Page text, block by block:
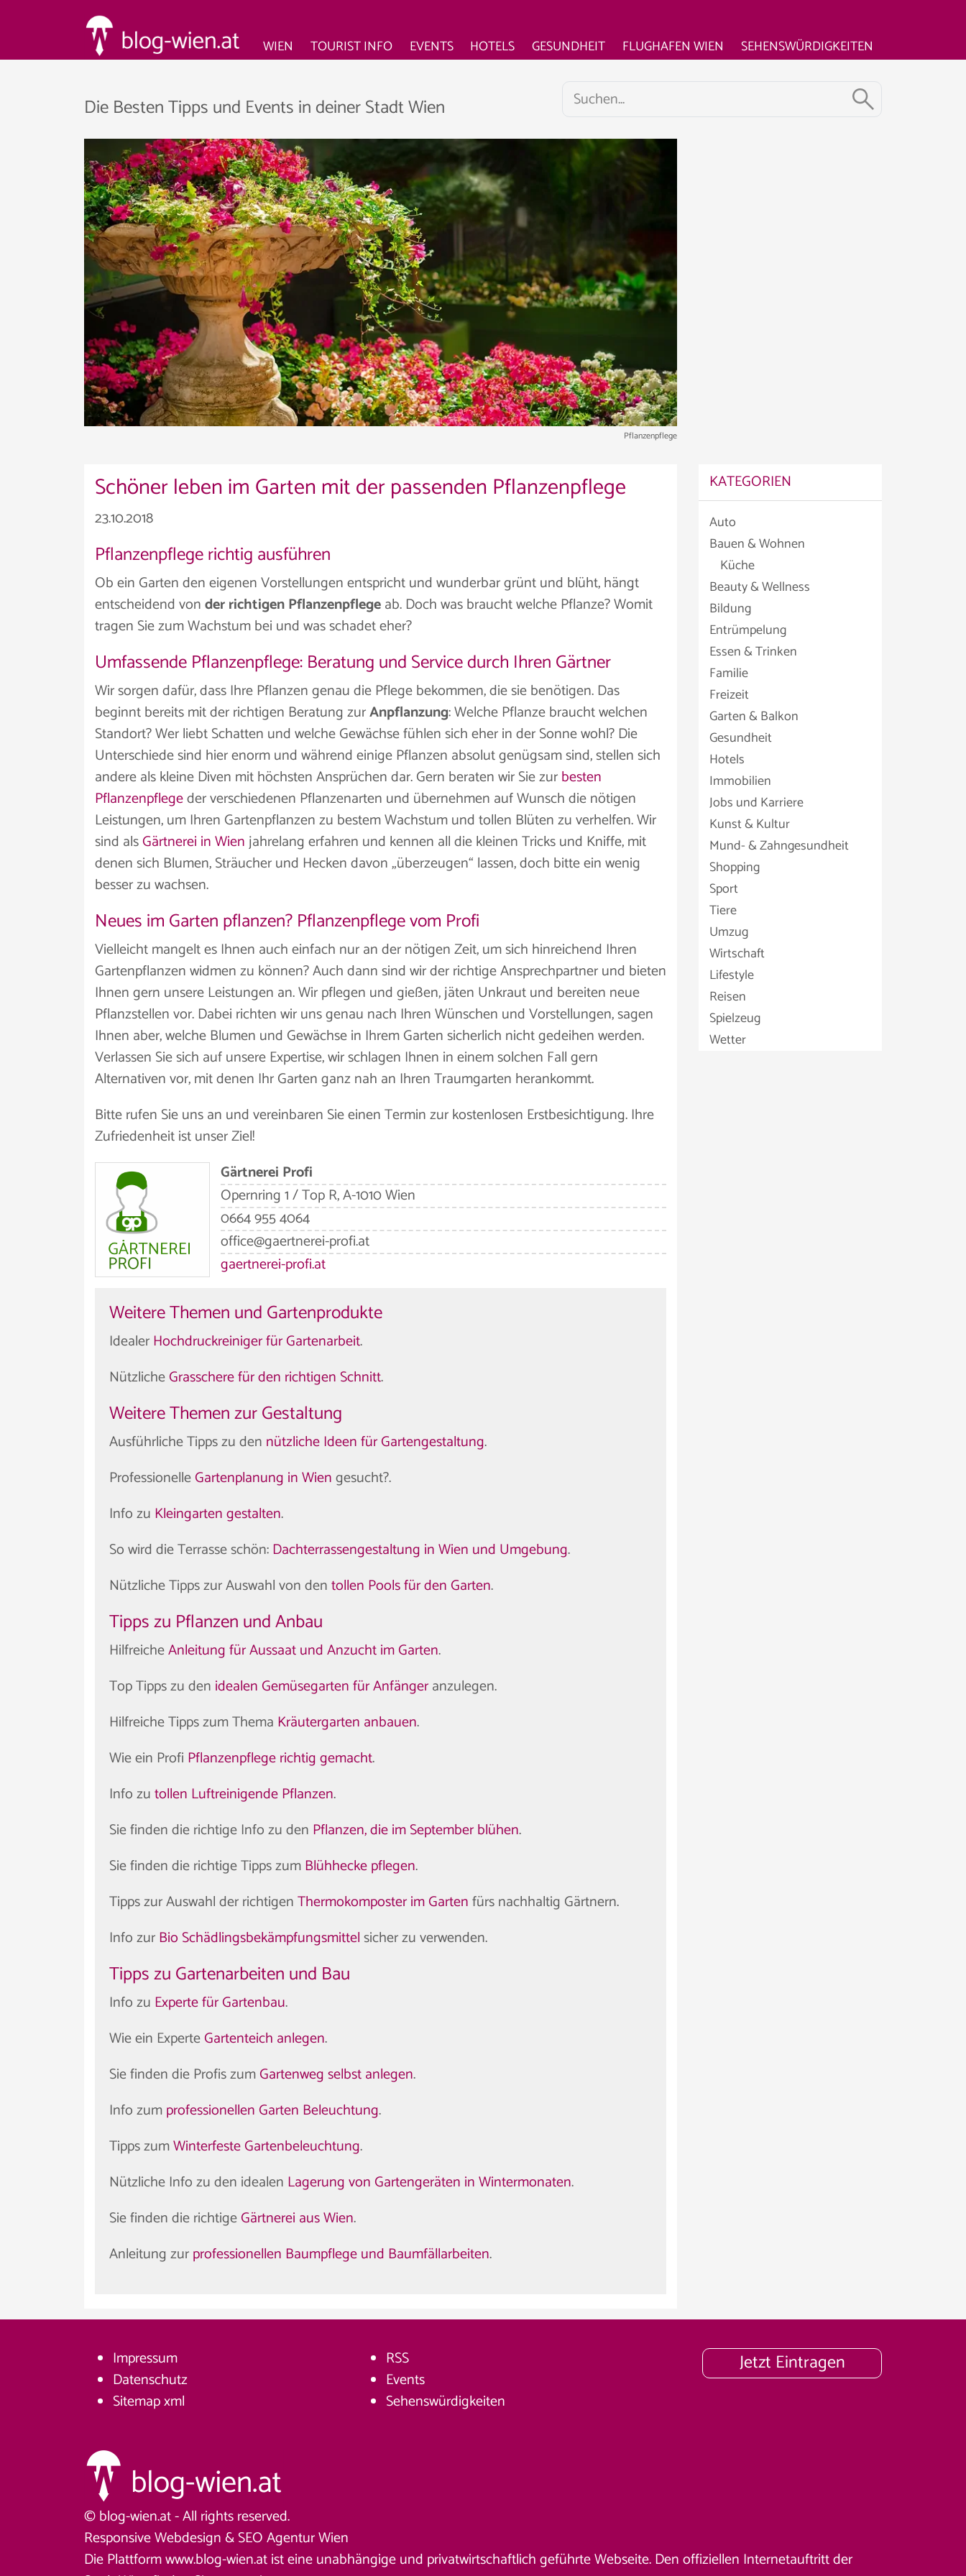
WIEN TOURIST INFO EVENTS HOTELS GESUNDHEIT FLUGHAFEN WIEN SEHENSWÜRDIGKEITEN
Die Besten Tipps und Events in deiner Stadt Wien
Pflanzenpflege
Schöner leben im Garten mit der passenden Pflanzenpflege
23.10.2018
Pflanzenpflege richtig ausführen
Ob ein Garten den eigenen Vorstellungen entspricht und wunderbar grünt und blüht, hängt
entscheidend vonder richtigen Pflanzenpflegeab. Doch was braucht welche Pflanze? Womit
tragen Sie zum Wachstum bei und was schadet eher?
Umfassende Pflanzenpflege: Beratung und Service durch Ihren Gärtner
Wir sorgen dafür, dass Ihre Pflanzen genau die Pflege bekommen, die sie benötigen. Das
beginnt bereits mit der richtigen Beratung zurAnpflanzung: Welche Pflanze braucht welchen
Standort? Wer liebt Schatten und welche Gewächse fühlen sich eher in der Sonne wohl? Die
Unterschiede sind hier enorm und während einige Pflanzen absolut genügsam sind, stellen sich
andere als kleine Diven mit höchsten Ansprüchen dar. Gern beraten wir Sie zurbesten
Pflanzenpflegeder verschiedenen Pflanzenarten und übernehmen auf Wunsch die nötigen
Leistungen, um Ihren Gartenpflanzen zu bestem Wachstum und tollen Blüten zu verhelfen. Wir
sind alsGärtnerei in Wienjahrelang erfahren und kennen all die kleinen Tricks und Kniffe, mit
denen sich Blumen, Sträucher und Hecken davon „überzeugen“ lassen, doch bitte ein wenig
besser zu wachsen.
Neues im Garten pflanzen? Pflanzenpflege vom Profi
Vielleicht mangelt es Ihnen auch einfach nur an der nötigen Zeit, um sich hinreichend Ihren
Gartenpflanzen widmen zu können? Auch dann sind wir der richtige Ansprechpartner und bieten
Ihnen gern unsere Leistungen an. Wir pflegen und gießen, jäten Unkraut und bereiten neue
Pflanzstellen vor. Dabei richten wir uns genau nach Ihren Wünschen und Vorstellungen, sagen
Ihnen aber, welche Blumen und Gewächse in Ihrem Garten sicherlich nicht gedeihen werden.
Verlassen Sie sich auf unsere Expertise, wir schlagen Ihnen in einem solchen Fall gern
Alternativen vor, mit denen Ihr Garten ganz nah an Ihren Traumgarten herankommt.
Bitte rufen Sie uns an und vereinbaren Sie einen Termin zur kostenlosen Erstbesichtigung. Ihre
Zufriedenheit ist unser Ziel!
Gärtnerei Profi
Opernring 1 / Top R, A-1010 Wien
0664 955 4064
office@gaertnerei-profi.at
gaertnerei-profi.at
Weitere Themen und Gartenprodukte
IdealerHochdruckreiniger für Gartenarbeit.
NützlicheGrasschere für den richtigen Schnitt.
Weitere Themen zur Gestaltung
Ausführliche Tipps zu den nützliche Ideen für Gartengestaltung.
ProfessionelleGartenplanung in Wiengesucht?.
Info zu Kleingarten gestalten.
So wird die Terrasse schön:Dachterrassengestaltung in Wien und Umgebung.
Nützliche Tipps zur Auswahl von dentollen Pools für den Garten.
Tipps zu Pflanzen und Anbau
HilfreicheAnleitung für Aussaat und Anzucht im Garten.
Top Tipps zu den idealen Gemüsegarten für Anfängeranzulegen.
Hilfreiche Tipps zum Thema Kräutergarten anbauen.
Wie ein Profi Pflanzenpflege richtig gemacht.
Info zutollen Luftreinigende Pflanzen.
Sie finden die richtige Info zu den Pflanzen, die im September blühen.
Sie finden die richtige Tipps zumBlühhecke pflegen.
Tipps zur Auswahl der richtigenThermokomposter im Gartenfürs nachhaltig Gärtnern.
Info zurBio Schädlingsbekämpfungsmittelsicher zu verwenden.
Tipps zu Gartenarbeiten und Bau
Info zu Experte für Gartenbau.
Wie ein ExperteGartenteich anlegen.
Sie finden die Profis zumGartenweg selbst anlegen.
Info zumprofessionellen Garten Beleuchtung.
Tipps zumWinterfeste Gartenbeleuchtung.
Nützliche Info zu den idealen Lagerung von Gartengeräten in Wintermonaten.
Sie finden die richtigeGärtnerei aus Wien.
Anleitung zurprofessionellen Baumpflege und Baumfällarbeiten.
KATEGORIEN
Auto
Bauen & Wohnen
Küche
Beauty & Wellness
Bildung
Entrümpelung
Essen & Trinken
Familie
Freizeit
Garten & Balkon
Gesundheit
Hotels
Immobilien
Jobs und Karriere
Kunst & Kultur
Mund- & Zahngesundheit
Shopping
Sport
Tiere
Umzug
Wirtschaft
Lifestyle
Reisen
Spielzeug
Wetter
Impressum
Datenschutz
Sitemapxml
RSS
Events
Sehenswürdigkeiten
Jetzt Eintragen
© blog-wien.at - All rights reserved.
Responsive Webdesign &SEO Agentur Wien
Die Plattform www.blog-wien.at ist eine unabhängige und privatwirtschaftlich geführte Webseite. Den offiziellen Internetauftritt der